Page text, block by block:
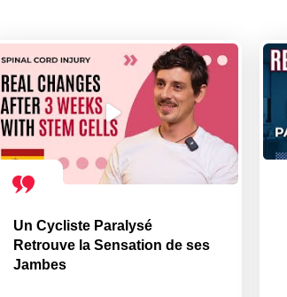
Un Cycliste Paralysé
Retrouve la Sensation de ses
Jambes